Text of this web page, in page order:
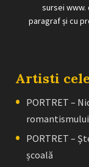
sursei www.
paragraf și cu
Artisti
PORTRET –
PORTRET –
școală